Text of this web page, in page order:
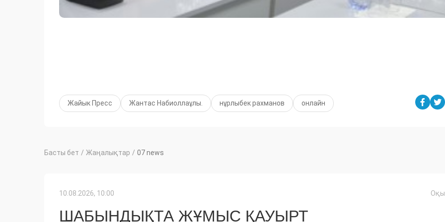
Жайык Пресс Жантас Набиоллаұлы. нұрлыбек рахманов онлайн
Басты бет / Жаңалықтар / 07 news
10.08.2026, 10:00
ШАБЫНДЫҚТА ЖҰМЫС ҚАУЫРТ